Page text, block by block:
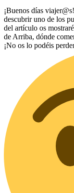
¡Buenos días
descubrir uno de los
del artículo os
de Arriba, dónde
¡No os lo podéis